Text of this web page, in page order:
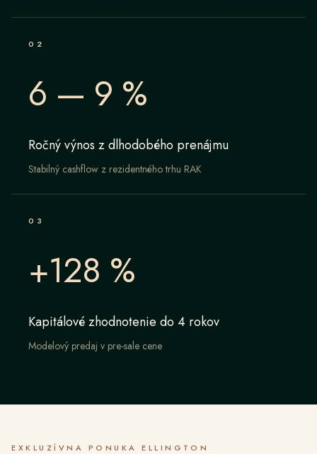
0 2
6 — 9 %
Ročný výnos z dlhodobého prenájmu
Stabilný cashflow z rezidentného trhu RAK
0 3
+128 %
Kapitálové zhodnotenie do 4 rokov
Modelový predaj v pre-sale cene
EXKLUZÍVNA PONUKA ELLINGTON